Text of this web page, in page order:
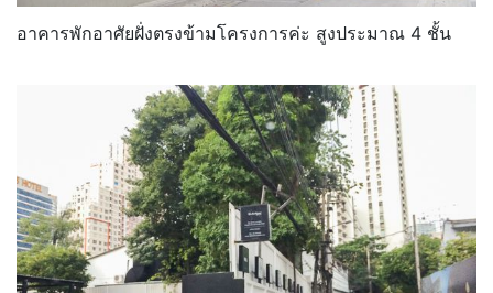
อาคารพักอาศัยฝั่งตรงข้ามโครงการค่ะ สูงประมาณ 4 ชั้น